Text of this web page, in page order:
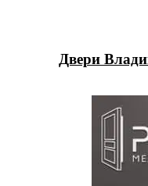
Двери